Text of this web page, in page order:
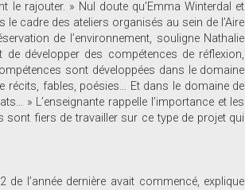
rajouter. » Nul doute qu’Emma Winterdal et
le cadre des ateliers organisés au sein de l’Aire
de l’environnement, souligne Nathalie
développer des compétences de réflexion,
sont développées dans le domaine
récits, fables, poésies... Et dans le domaine de
» L’enseignante rappelle l’importance et les
fiers de travailler sur ce type de projet qui
l’année dernière avait commencé, explique